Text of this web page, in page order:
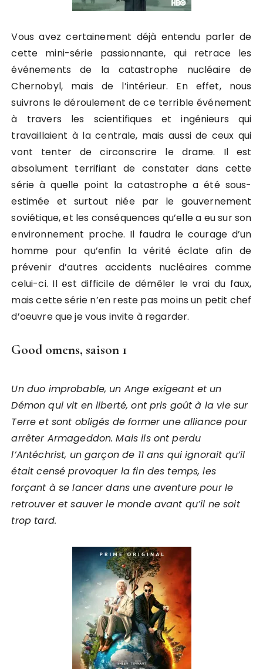
Vous avez certainement déjà entendu parler de
cette mini-série passionnante, qui retrace les
événements de la catastrophe nucléaire de
Chernobyl, mais de l’intérieur. En effet, nous
suivrons le déroulement de ce terrible événement
à travers les scientifiques et ingénieurs qui
travaillaient à la centrale, mais aussi de ceux qui
vont tenter de circonscrire le drame. Il est
absolument terrifiant de constater dans cette
série à quelle point la catastrophe a été sous-
estimée et surtout niée par le gouvernement
soviétique, et les conséquences qu’elle a eu sur son
environnement proche. Il faudra le courage d’un
homme pour qu’enfin la vérité éclate afin de
prévenir d’autres accidents nucléaires comme
celui-ci. Il est difficile de démêler le vrai du faux,
mais cette série n’en reste pas moins un petit chef
d’oeuvre que je vous invite à regarder.
Good omens, saison 1
Un duo improbable, un Ange exigeant et un
Démon qui vit en liberté, ont pris goût à la vie sur
Terre et sont obligés de former une alliance pour
arrêter Armageddon. Mais ils ont perdu
l’Antéchrist, un garçon de 11 ans qui ignorait qu’il
était censé provoquer la fin des temps, les
forçant à se lancer dans une aventure pour le
retrouver et sauver le monde avant qu’il ne soit
trop tard.